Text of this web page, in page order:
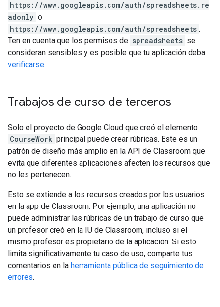
https://www.googleapis.com/auth/spreadsheets.re
adonly o
https://www.googleapis.com/auth/spreadsheets .
Ten en cuenta que los permisos de spreadsheets se
consideran sensibles y es posible que tu aplicación deba
verificarse.
Trabajos de curso de terceros
Solo el proyecto de Google Cloud que creó el elemento
CourseWork principal puede crear rúbricas. Este es un
patrón de diseño más amplio en la API de Classroom que
evita que diferentes aplicaciones afecten los recursos que
no les pertenecen.
Esto se extiende a los recursos creados por los usuarios
en la app de Classroom. Por ejemplo, una aplicación no
puede administrar las rúbricas de un trabajo de curso que
un profesor creó en la IU de Classroom, incluso si el
mismo profesor es propietario de la aplicación. Si esto
limita significativamente tu caso de uso, comparte tus
comentarios en la herramienta pública de seguimiento de
errores.